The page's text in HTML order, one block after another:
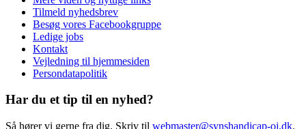
Tilmeld nyhedsbrev
Besøg vores Facebookgruppe
Ledige jobs
Kontakt
Vejledning til hjemmesiden
Persondatapolitik
Har du et tip til en nyhed?
Så hører vi gerne fra dig. Skriv til webmaster@synshandicap-oj.dk.